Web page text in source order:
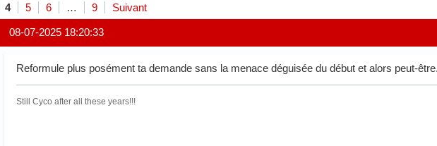
4 5 6 … 9 Suivant
08-07-2025 18:20:33
Reformule plus posément ta demande sans la menace déguisée du début et alors peut-
Still Cyco after all these years!!!